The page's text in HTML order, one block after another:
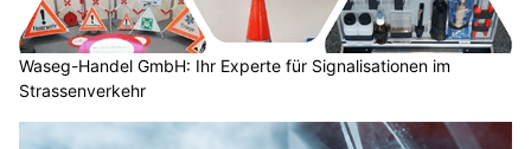
Waseg-Handel GmbH: Ihr Experte für Signalisationen im
Strassenverkehr